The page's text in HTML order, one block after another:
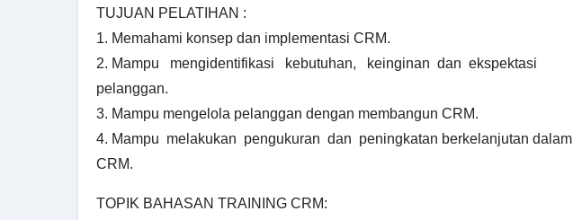
TUJUAN PELATIHAN :
1. Memahami konsep dan implementasi CRM.
2. Mampu mengidentifikasi kebutuhan, keinginan dan ekspektasi
pelanggan.
3. Mampu mengelola pelanggan dengan membangun CRM.
4. Mampu melakukan pengukuran dan peningkatan berkelanjutan dalam
CRM.
TOPIK BAHASAN TRAINING CRM: